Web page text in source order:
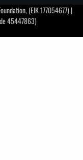
(EIK 177054677) |
45447863)